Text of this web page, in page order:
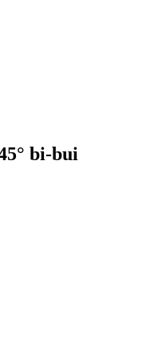
bi-bui